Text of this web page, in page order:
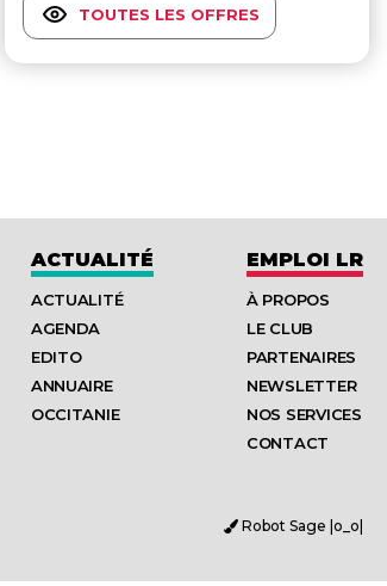
TOUTES LES OFFRES
ACTUALITÉ
ACTUALITÉ
AGENDA
EDITO
ANNUAIRE
OCCITANIE
EMPLOI LR
À PROPOS
LE CLUB
PARTENAIRES
NEWSLETTER
NOS SERVICES
CONTACT
Robot Sage |o_o|